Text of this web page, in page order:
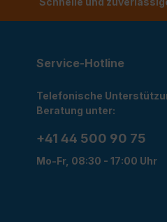
Service-Hotline
Telefonische
Beratung unter:
+41 44 500 90 75
Mo-Fr, 08:30 - 17:00 Uhr